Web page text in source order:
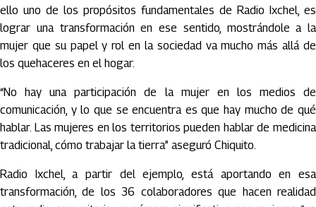
ello uno de los propósitos fundamentales de Radio Ixchel, es
lograr una transformación en ese sentido, mostrándole a la
mujer que su papel y rol en la sociedad va mucho más allá de
los quehaceres en el hogar.
“No hay una participación de la mujer en los medios de
comunicación, y lo que se encuentra es que hay mucho de qué
hablar. Las mujeres en los territorios pueden hablar de medicina
tradicional, cómo trabajar la tierra” aseguró Chiquito.
Radio Ixchel, a partir del ejemplo, está aportando en esa
transformación, de los 36 colaboradores que hacen realidad